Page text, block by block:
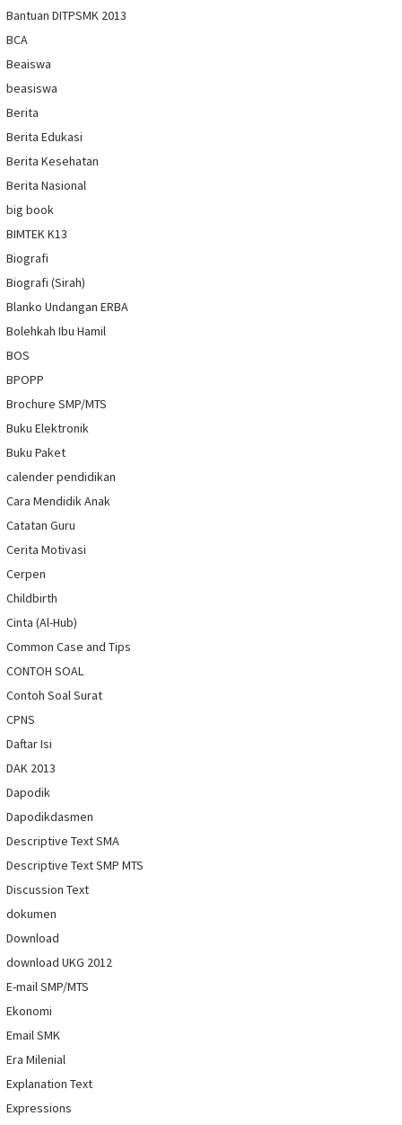
Bantuan DITPSMK 2013
BCA
Beaiswa
beasiswa
Berita
Berita Edukasi
Berita Kesehatan
Berita Nasional
big book
BIMTEK K13
Biografi
Biografi (Sirah)
Blanko Undangan ERBA
Bolehkah Ibu Hamil
BOS
BPOPP
Brochure SMP/MTS
Buku Elektronik
Buku Paket
calender pendidikan
Cara Mendidik Anak
Catatan Guru
Cerita Motivasi
Cerpen
Childbirth
Cinta (Al-Hub)
Common Case and Tips
CONTOH SOAL
Contoh Soal Surat
CPNS
Daftar Isi
DAK 2013
Dapodik
Dapodikdasmen
Descriptive Text SMA
Descriptive Text SMP MTS
Discussion Text
dokumen
Download
download UKG 2012
E-mail SMP/MTS
Ekonomi
Email SMK
Era Milenial
Explanation Text
Expressions